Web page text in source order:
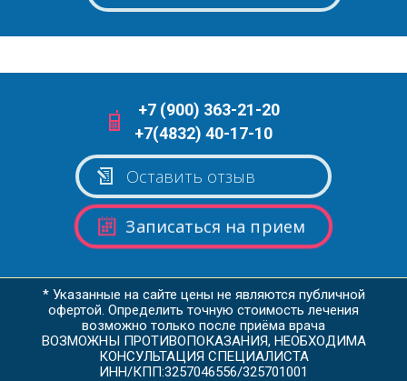
Оставить отзыв
+7 (900) 363-21-20
+7(4832) 40-17-10
Записаться на прием
* Указанные на сайте цены не являются публичной
офертой. Определить точную стоимость лечения
возможно только после приёма врача
ВОЗМОЖНЫ ПРОТИВОПОКАЗАНИЯ, НЕОБХОДИМА
КОНСУЛЬТАЦИЯ СПЕЦИАЛИСТА
ИНН/КПП:3257046556/325701001